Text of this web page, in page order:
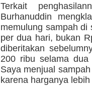
Terkait
Burhanuddin
memulung sampah di
per dua hari, bukan
diberitakan
200 ribu selama
Saya menjual
karena harganya